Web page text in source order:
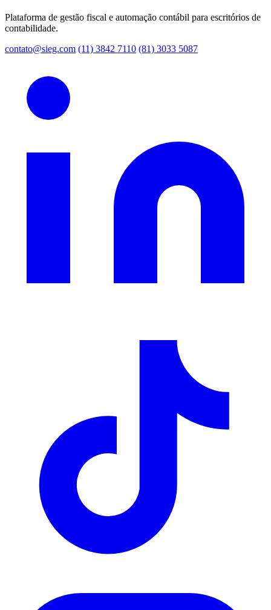
Plataforma de gestão fiscal e automação contábil para escritórios de
contabilidade.
contato@sieg.com (11) 3842 7110 (81) 3033 5087